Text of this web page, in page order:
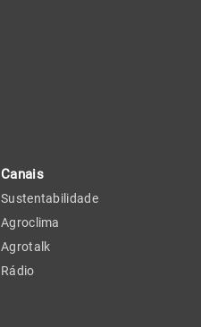
Canais
Sustentabilidade
Agroclima
Agrotalk
Rádio